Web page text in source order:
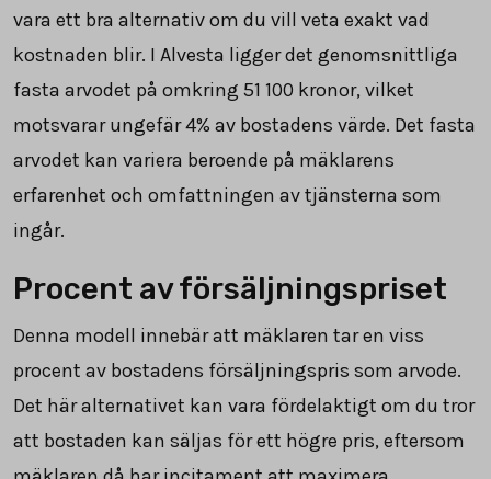
vara ett bra alternativ om du vill veta exakt vad
kostnaden blir. I Alvesta ligger det genomsnittliga
fasta arvodet på omkring 51 100 kronor, vilket
motsvarar ungefär 4% av bostadens värde. Det fasta
arvodet kan variera beroende på mäklarens
erfarenhet och omfattningen av tjänsterna som
ingår.
Procent av försäljningspriset
Denna modell innebär att mäklaren tar en viss
procent av bostadens försäljningspris som arvode.
Det här alternativet kan vara fördelaktigt om du tror
att bostaden kan säljas för ett högre pris, eftersom